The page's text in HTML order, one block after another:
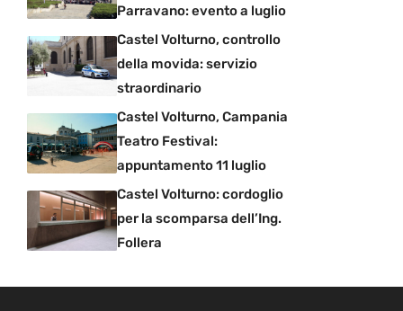
Parravano: evento a luglio
Castel Volturno, controllo
della movida: servizio
straordinario
Castel Volturno, Campania
Teatro Festival:
appuntamento 11 luglio
Castel Volturno: cordoglio
per la scomparsa dell’Ing.
Follera